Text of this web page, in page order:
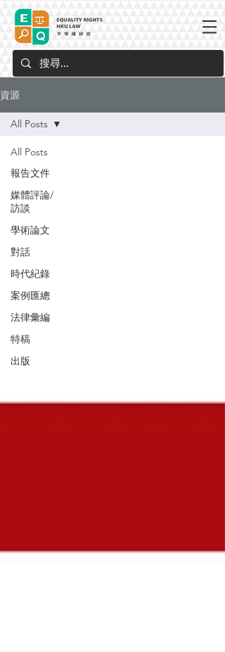
資源
All Posts
報告文件
媒體評論/
訪談
學術論文
對話
時代紀錄
案例匯總
法律彙編
特稿
出版
All Posts